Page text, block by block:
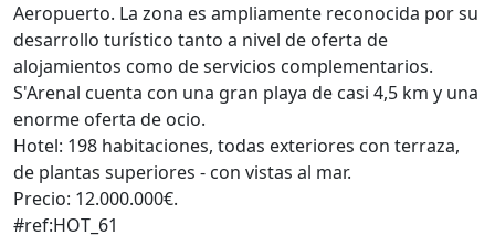
Aeropuerto. La zona es ampliamente reconocida por su
desarrollo turístico tanto a nivel de oferta de
alojamientos como de servicios complementarios.
S'Arenal cuenta con una gran playa de casi 4,5 km y una
enorme oferta de ocio.
Hotel: 198 habitaciones, todas exteriores con terraza,
de plantas superiores - con vistas al mar.
Precio: 12.000.000€.
#ref:HOT_61